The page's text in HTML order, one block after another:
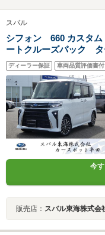
スバル
シフォン 660 カスタ
ートクルーズパック
ビ フルセグ
ラ ETC 障害物センサ
ヒーター
ディーラー保証 車両品質評価書付
今
販売店： スバル東海株式会